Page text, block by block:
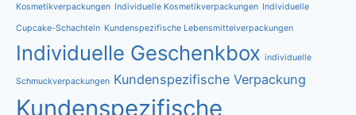
Kosmetikverpackungen Individuelle Kosmetikverpackungen Individuelle
Cupcake-Schachteln Kundenspezifische Lebensmittelverpackungen
Individuelle Geschenkbox individuelle
Schmuckverpackungen Kundenspezifische Verpackung
Kundenspezifische